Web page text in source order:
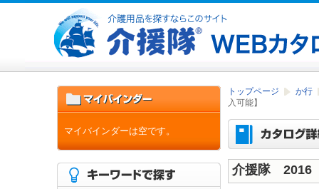
トップページ
か行
入可能】
介援隊 2016
マイバインダーは空です。